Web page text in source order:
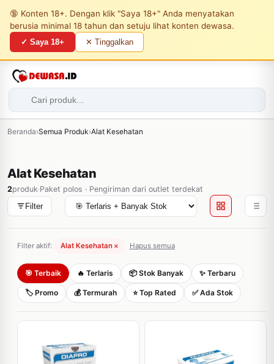
🔞 Konten 18+. Dengan klik "Saya 18+" Anda menyatakan
berusia minimal 18 tahun dan setuju lihat konten dewasa.
✓ Saya 18+ ✕ Tinggalkan
Beranda›Semua Produk›Alat Kesehatan
Alat Kesehatan
2produk·Paket polos · Pengiriman dari outlet terdekat
Filter
Filter aktif: Alat Kesehatan × Hapus semua
🎯 Terbaik 🔥 Terlaris 📦 Stok Banyak ✨ Terbaru
🏷️ Promo 💰 Termurah ⭐ Top Rated ✅ Ada Stok